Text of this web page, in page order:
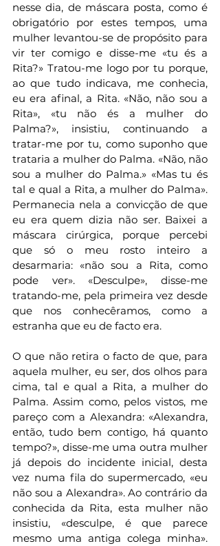
nesse dia, de máscara posta, como é
obrigatório por estes tempos, uma
mulher levantou-se de propósito para
vir ter comigo e disse-me «tu és a
Rita?» Tratou-me logo por tu porque,
ao que tudo indicava, me conhecia,
eu era afinal, a Rita. «Não, não sou a
Rita», «tu não és a mulher do
Palma?», insistiu, continuando a
tratar-me por tu, como suponho que
trataria a mulher do Palma. «Não, não
sou a mulher do Palma.» «Mas tu és
tal e qual a Rita, a mulher do Palma».
Permanecia nela a convicção de que
eu era quem dizia não ser. Baixei a
máscara cirúrgica, porque percebi
que só o meu rosto inteiro a
desarmaria: «não sou a Rita, como
pode ver». «Desculpe», disse-me
tratando-me, pela primeira vez desde
que nos conhecêramos, como a
estranha que eu de facto era.
O que não retira o facto de que, para
aquela mulher, eu ser, dos olhos para
cima, tal e qual a Rita, a mulher do
Palma. Assim como, pelos vistos, me
pareço com a Alexandra: «Alexandra,
então, tudo bem contigo, há quanto
tempo?», disse-me uma outra mulher
já depois do incidente inicial, desta
vez numa fila do supermercado, «eu
não sou a Alexandra». Ao contrário da
conhecida da Rita, esta mulher não
insistiu, «desculpe, é que parece
mesmo uma antiga colega minha».